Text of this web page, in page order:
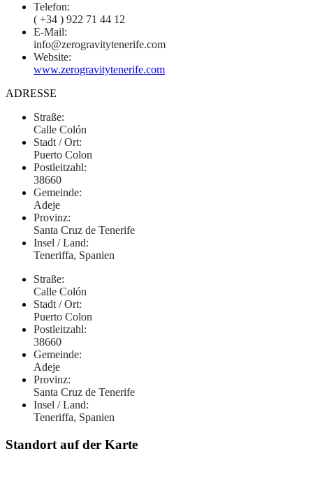
Telefon:
( +34 ) 922 71 44 12
E-Mail:
info@zerogravitytenerife.com
Website:
www.zerogravitytenerife.com
ADRESSE
Straße:
Calle Colón
Stadt / Ort:
Puerto Colon
Postleitzahl:
38660
Gemeinde:
Adeje
Provinz:
Santa Cruz de Tenerife
Insel / Land:
Teneriffa, Spanien
Straße:
Calle Colón
Stadt / Ort:
Puerto Colon
Postleitzahl:
38660
Gemeinde:
Adeje
Provinz:
Santa Cruz de Tenerife
Insel / Land:
Teneriffa, Spanien
Standort auf der Karte